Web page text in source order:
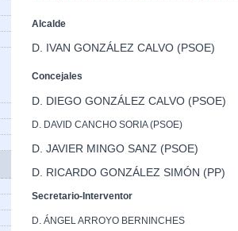
Alcalde
D. IVAN GONZÁLEZ CALVO (PSOE)
Concejales
D. DIEGO GONZÁLEZ CALVO (PSOE)
D. DAVID CANCHO SORIA (PSOE)
D. JAVIER MINGO SANZ (PSOE)
D. RICARDO GONZÁLEZ SIMÓN (PP)
Secretario-Interventor
D. ÁNGEL ARROYO BERNINCHES